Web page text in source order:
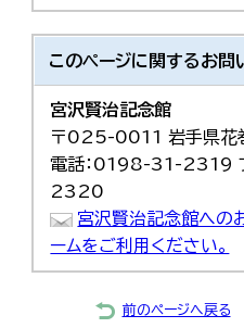
このページに関するお問
宮沢賢治記念館
〒025-0011 岩手県花
電話：0198-31-2319
2320
宮沢賢治記念館への
ームをご利用ください。
前のページへ戻る